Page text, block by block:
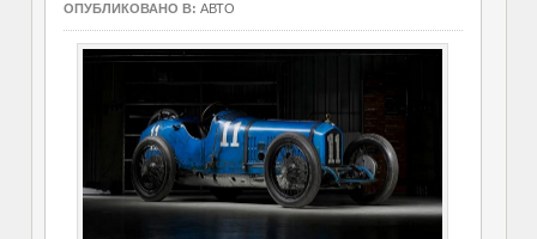
ОПУБЛИКОВАНО В: АВТО